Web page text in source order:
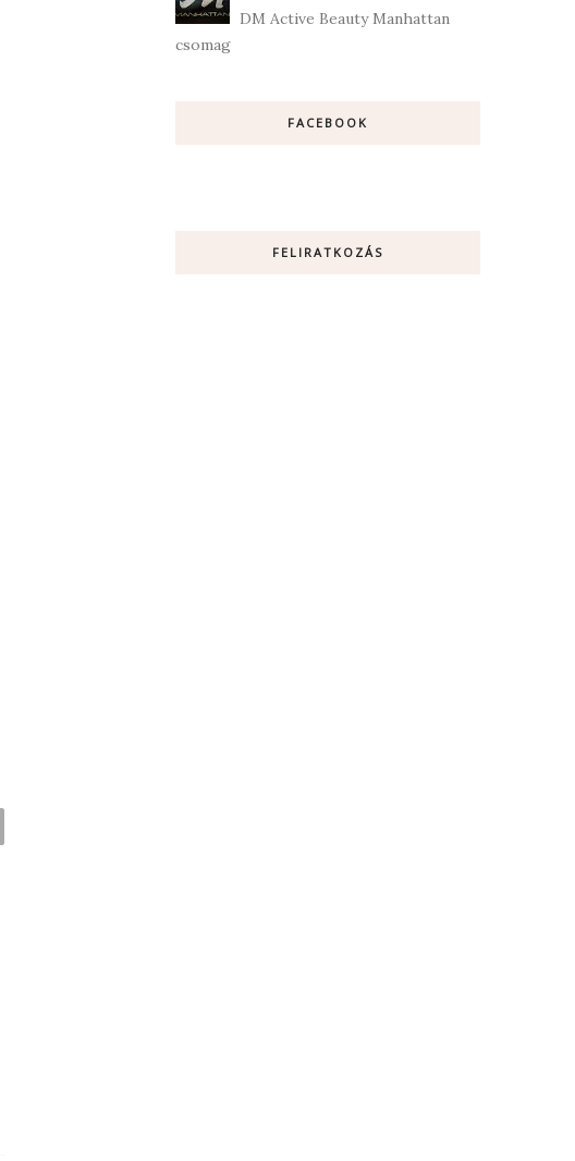
DM Active Beauty Manhattan
csomag
FACEBOOK
FELIRATKOZÁS